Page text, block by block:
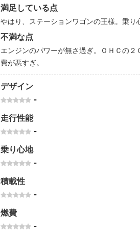
満足している点
やはり、ステーションワゴンの王様。乗り
不満な点
エンジンのパワーが無さ過ぎ。ＯＨＣの
費が悪すぎ。
デザイン
-
走行性能
-
乗り心地
-
積載性
-
燃費
-